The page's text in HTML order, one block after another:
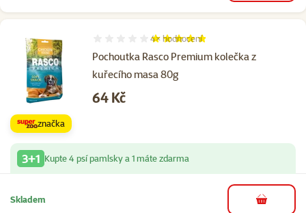
Pochoutka Rasco Premium kolečka z
kuřecího masa 80g
Hodnocení 95%, počet hodnocení: 4
4× hodnocení
Cena
64 Kč
značka
3+1 Kupte 4 psí pamlsky a 1 máte zdarma
Skladem do košíku